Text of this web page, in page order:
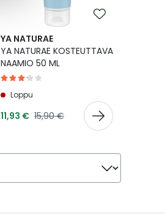
YA NATURAE
YA NATURAE KOSTEUTTAVA
NAAMIO 50 ML
Loppu
Tarjoushinta
11,93 € Normaalihinta
15,90 €